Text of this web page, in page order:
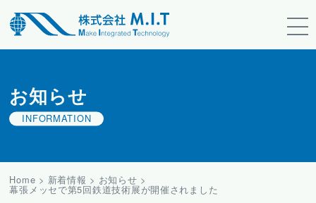
お知らせ
INFORMATION
Home > 新着情報 > お知らせ >
幕張メッセで第5回鉄道技術展が開催されました